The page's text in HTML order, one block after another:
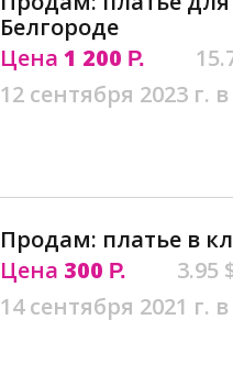
Белгороде
Цена 1 200 Р.
12 сентября 2023 г.
Продам: платье в
Цена 300 Р.
3.95
14 сентября 2021 г.